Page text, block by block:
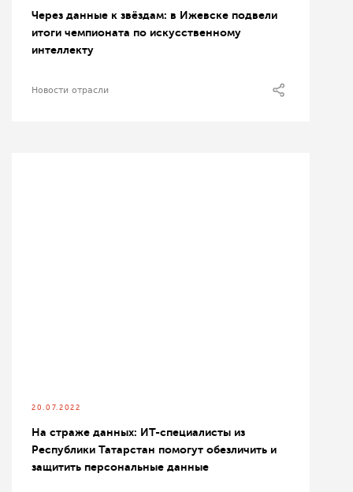
Через данные к звёздам: в Ижевске подвели
итоги чемпионата по искусственному
интеллекту
Новости отрасли
20.07.2022
На страже данных: ИТ-специалисты из
Республики Татарстан помогут обезличить и
защитить персональные данные